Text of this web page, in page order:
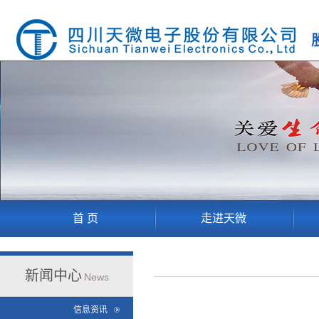
首 页 走进天微
新闻中心 News
信息资讯